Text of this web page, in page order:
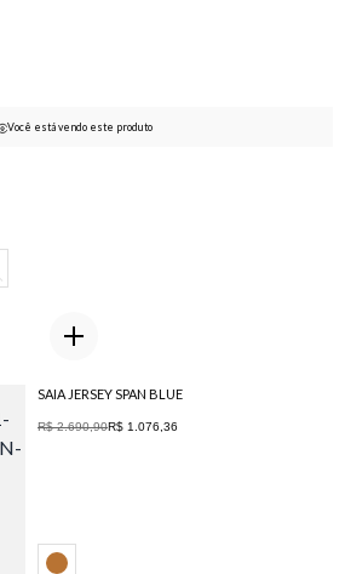
Você está vendo este produto
SAIA JERSEY SPAN BLUE
R$ 2.690,90R$ 1.076,36